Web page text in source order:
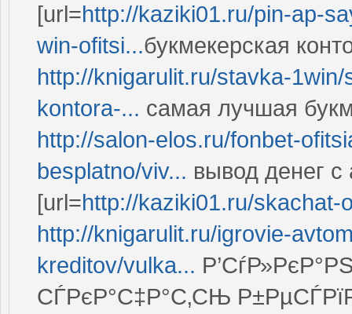
[url=http://kaziki01.ru/pin-ap-
win-ofitsi...букмекерская
http://knigarulit.ru/stavka-
kontora-... самая лучшая
http://salon-elos.ru/fonbet-
besplatno/viv... вывод денег с
[url=http://kaziki01.ru/skachat-
http://knigarulit.ru/igrovie-
kreditov/vulka...
СЃРєР°С‡Р°С‚СЊ